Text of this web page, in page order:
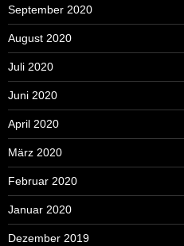
September 2020
August 2020
Juli 2020
Juni 2020
April 2020
März 2020
Februar 2020
Januar 2020
Dezember 2019